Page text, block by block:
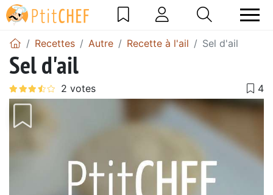
Recettes Autre Recette à l'ail Sel d'ail
Sel d'ail